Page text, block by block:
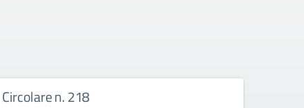
Circolare n. 218